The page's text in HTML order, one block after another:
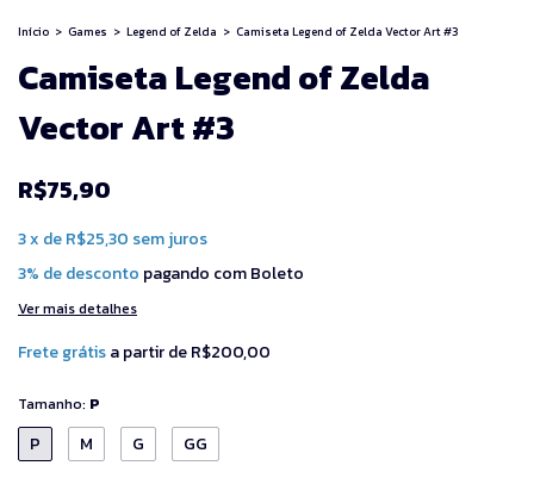
Início > Games > Legend of Zelda > Camiseta Legend of Zelda Vector Art #3
Camiseta Legend of Zelda
Vector Art #3
R$75,90
3x deR$25,30 sem juros
3% de desconto pagando com Boleto
Ver mais detalhes
Frete grátisa partir deR$200,00
Tamanho: P
P M G GG